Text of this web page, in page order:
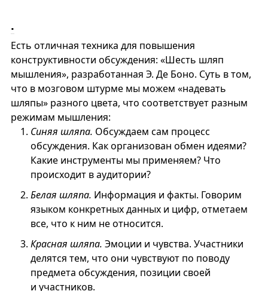
.
Есть отличная техника для повышения
конструктивности обсуждения: «Шесть шляп
мышления», разработанная Э. Де Боно. Суть в том,
что в мозговом штурме мы можем «надевать
шляпы» разного цвета, что соответствует разным
режимам мышления:
Синяя шляпа. Обсуждаем сам процесс
обсуждения. Как организован обмен идеями?
Какие инструменты мы применяем? Что
происходит в аудитории?
Белая шляпа. Информация и факты. Говорим
языком конкретных данных и цифр, отметаем
все, что к ним не относится.
Красная шляпа. Эмоции и чувства. Участники
делятся тем, что они чувствуют по поводу
предмета обсуждения, позиции своей
и участников.